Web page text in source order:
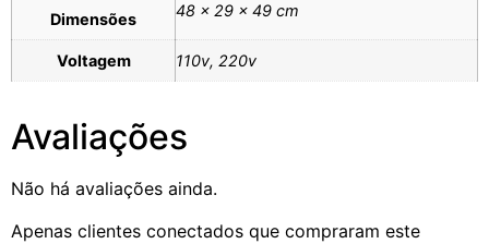
Dimensões 48 × 29 × 49 cm
Voltagem 110v, 220v
Avaliações
Não há avaliações ainda.
Apenas clientes conectados que compraram este